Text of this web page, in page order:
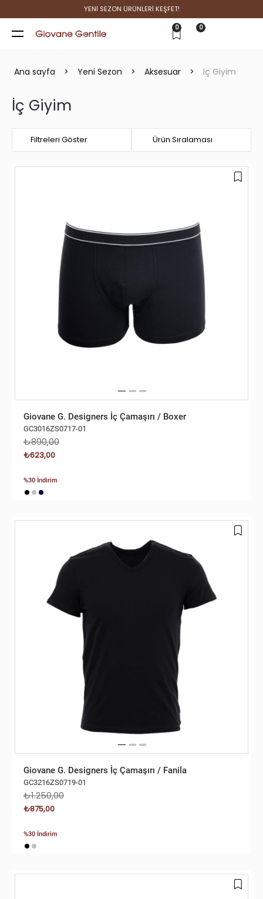
YENİ SEZON ÜRÜNLERİ KEŞFET!
0 0
Ana sayfa > Yeni Sezon > Aksesuar > İç Giyim
İç Giyim
Filtreleri Göster
Giovane G. Designers İç Çamaşırı / Boxer
GC3016ZS0717-01
₺890,00
₺623,00
%30 İndirim
Giovane G. Designers İç Çamaşırı / Fanila
GC3216ZS0719-01
₺1.250,00
₺875,00
%30 İndirim